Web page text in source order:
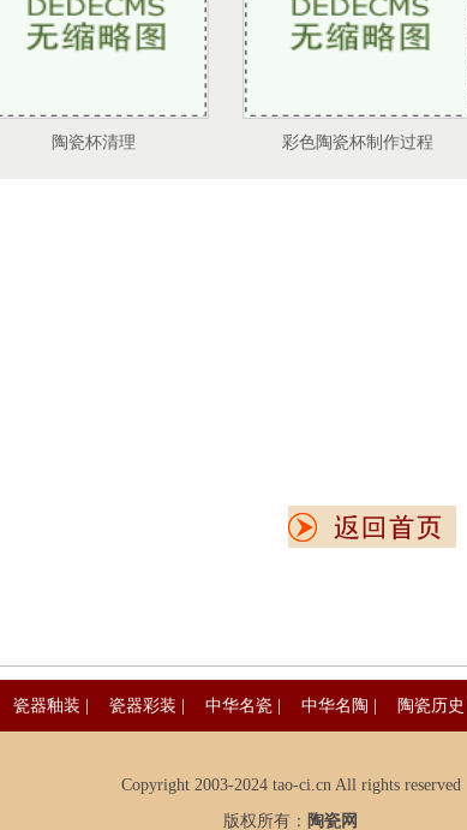
陶瓷杯清理 彩色陶瓷杯制作过程
瓷器釉装 瓷器彩装 中华名瓷| 中华名陶 陶瓷历史
Copyright 2003-2024 tao-ci.cn All rights reserved
版权所有： 陶瓷网